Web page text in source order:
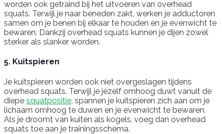
worden ook getraind bij het uitvoeren van overhead
squats. Terwijl je naar beneden zakt, werken je adductoren
samen om je benen bij elkaar te houden en je evenwicht te
bewaren. Dankzij overhead squats kunnen je dijen zowel
sterker als slanker worden.
5. Kuitspieren
Je kuitspieren worden ook niet overgeslagen tijdens
overhead squats. Terwijl je jezelf omhoog duwt vanuit de
diepe squatpositie , spannen je kuitspieren zich aan om je
lichaam omhoog te duwen en je evenwicht te bewaren.
Als je droomt van kuiten als kogels, voeg dan overhead
squats toe aan je trainingsschema.